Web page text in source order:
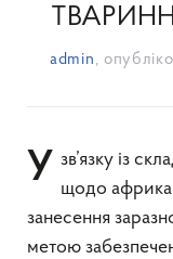
admin ,
У зв’язку із складною епізоотичною ситуацією щодо
занесення
метою